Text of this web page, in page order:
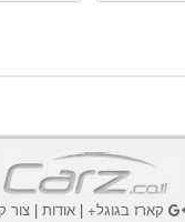
קארז בגוגל+|אודות |צור